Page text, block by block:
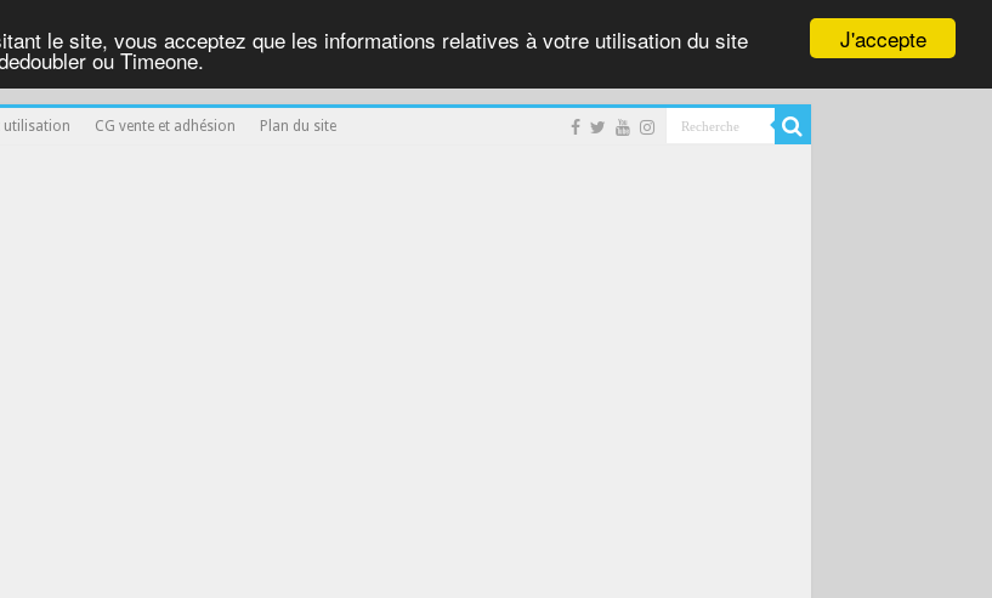
J'accepte
le site, vous acceptez que les informations relatives à votre utilisation du site
ou Timeone.
utilisation CG vente et adhésion Plan du site